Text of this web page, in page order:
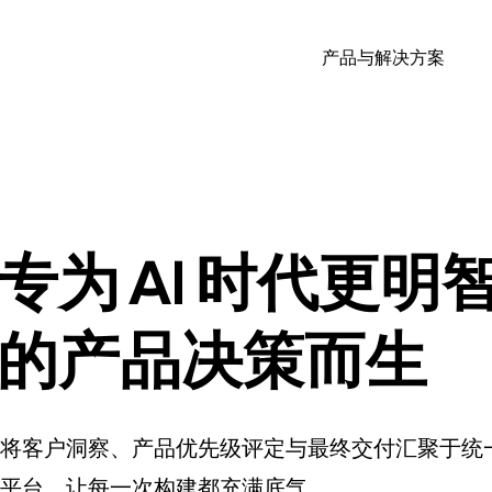
产品与解决方案
为 AI 时代更明
产品决策而生
将客户洞察、产品优先级评定与最终交付汇聚于统